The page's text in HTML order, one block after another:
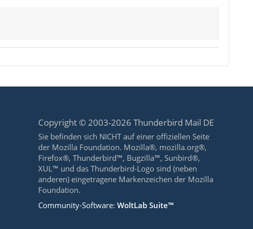
Copyright © 2003-2026 Thunderbird Mail DE
Sie befinden sich NICHT auf einer offiziellen Seite
der Mozilla Foundation. Mozilla®, mozilla.org®,
Firefox®, Thunderbird™, Bugzilla™, Sunbird®,
XUL™ und das Thunderbird-Logo sind (neben
anderen) eingetragene Markenzeichen der Mozilla
Foundation.
Community-Software:WoltLab Suite™